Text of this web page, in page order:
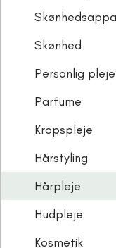
Skønhed
Personlig pleje
Parfume
Kropspleje
Hårstyling
Hårpleje
Hudpleje
Kosmetik